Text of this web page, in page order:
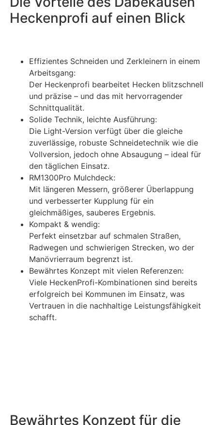
Heckenprofi auf einen Blick
Effizientes Schneiden und Zerkleinern in einem
Arbeitsgang:
Der Heckenprofi bearbeitet Hecken blitzschnell
und präzise – und das mit hervorragender
Schnittqualität.
Solide Technik, leichte Ausführung:
Die Light-Version verfügt über die gleiche
zuverlässige, robuste Schneidetechnik wie die
Vollversion, jedoch ohne Absaugung – ideal für
den täglichen Einsatz.
RM1300Pro Mulchdeck:
Mit längeren Messern, größerer Überlappung
und verbesserter Kupplung für ein
gleichmäßiges, sauberes Ergebnis.
Kompakt & wendig:
Perfekt einsetzbar auf schmalen Straßen,
Radwegen und schwierigen Strecken, wo der
Manövrierraum begrenzt ist.
Bewährtes Konzept mit vielen Referenzen:
Viele HeckenProfi-Kombinationen sind bereits
erfolgreich bei Kommunen im Einsatz, was
Vertrauen in die nachhaltige Leistungsfähigkeit
schafft.
Bewährtes Konzept für die